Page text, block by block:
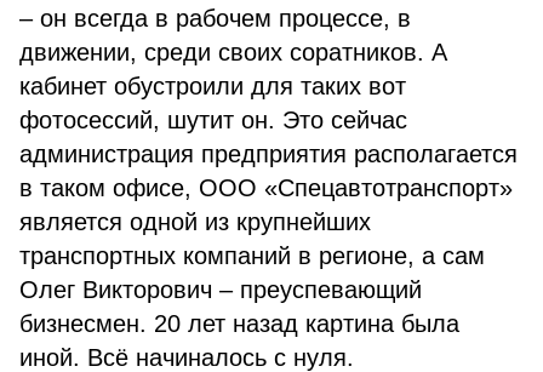
– он всегда в рабочем процессе, в
движении, среди своих соратников. А
кабинет обустроили для таких вот
фотосессий, шутит он. Это сейчас
администрация предприятия располагается
в таком офисе, ООО «Спецавтотранспорт»
является одной из крупнейших
транспортных компаний в регионе, а сам
Олег Викторович – преуспевающий
бизнесмен. 20 лет назад картина была
иной. Всё начиналось с нуля.